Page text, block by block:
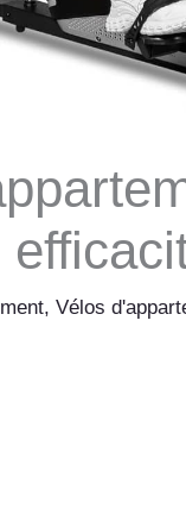
,Vélos